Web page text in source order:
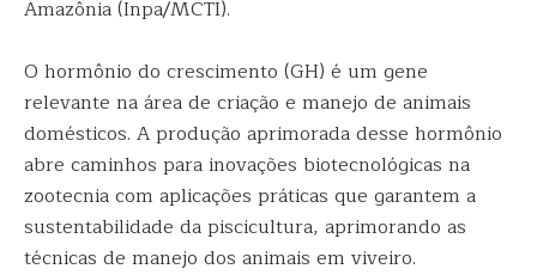
Amazônia (Inpa/MCTI).
O hormônio do crescimento (GH) é um gene
relevante na área de criação e manejo de animais
domésticos. A produção aprimorada desse hormônio
abre caminhos para inovações biotecnológicas na
zootecnia com aplicações práticas que garantem a
sustentabilidade da piscicultura, aprimorando as
técnicas de manejo dos animais em viveiro.